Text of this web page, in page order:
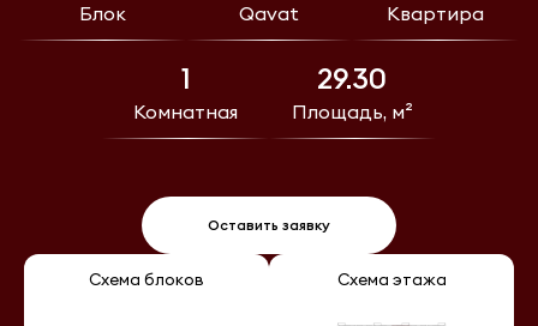
Блок Qavat Квартира
1
Комнатная
29.30
Площадь, м²
Оставить заявку
Схема блоков Схема этажа